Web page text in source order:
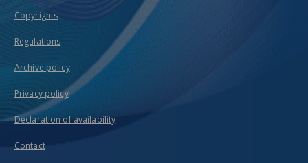
Copyrights
Regulations
Archive policy
Privacy policy
Declaration of availability
Contact